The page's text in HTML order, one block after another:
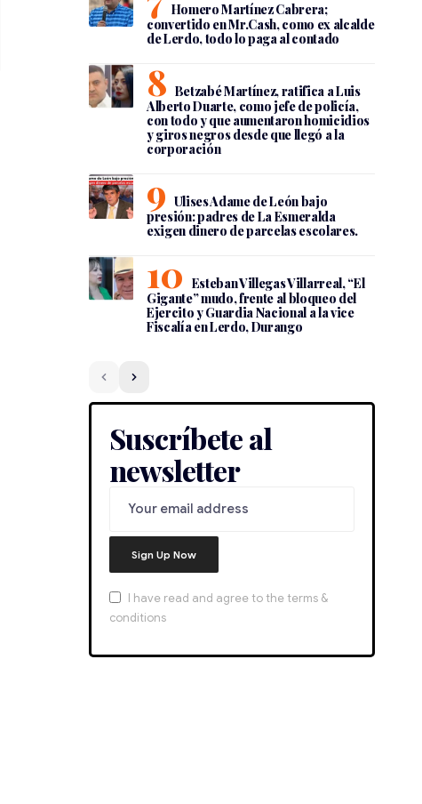
Homero Martínez Cabrera;
convertido en Mr.Cash, como ex alcalde
de Lerdo, todo lo paga al contado
Betzabé Martínez, ratifica a Luis
Alberto Duarte, como jefe de policía,
con todo y que aumentaron homicidios
y giros negros desde que llegó a la
corporación
Ulises Adame de León bajo
presión: padres de La Esmeralda
exigen dinero de parcelas escolares.
Esteban Villegas Villarreal, “El
Gigante” mudo, frente al bloqueo del
Ejercito y Guardia Nacional a la vice
Fiscalía en Lerdo, Durango
Suscríbete al
newsletter
I have read and agree to the terms &
conditions